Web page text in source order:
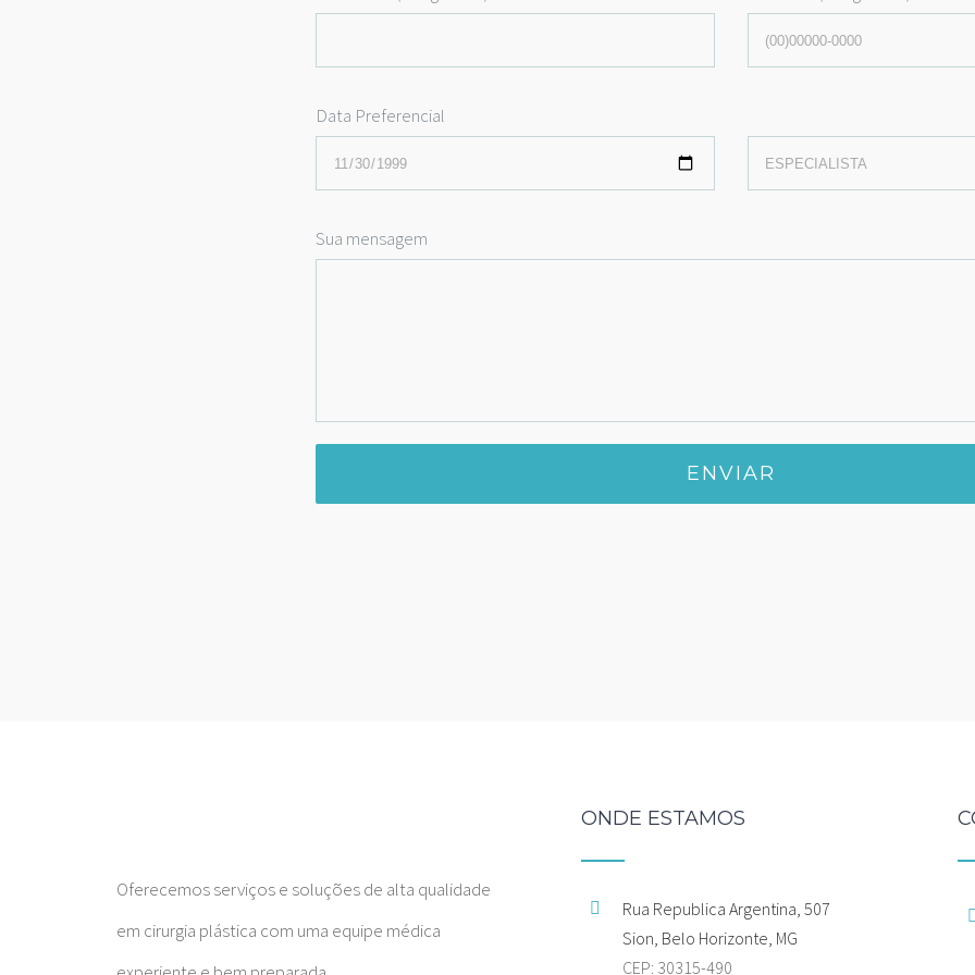
Data Preferencial
Sua mensagem
Oferecemos serviços e soluções de alta qualidade
em cirurgia plástica com uma equipe médica
ONDE ESTAMOS
Rua Republica Argentina, 507
Sion, Belo Horizonte, MG
CEP: 30315-490